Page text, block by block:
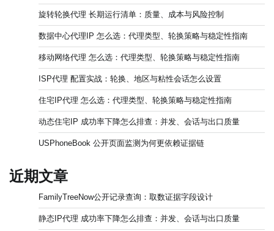
旋转轮换代理 长期运行清单：质量、成本与风险控制
数据中心代理IP 怎么选：代理类型、轮换策略与稳定性指南
移动网络代理 怎么选：代理类型、轮换策略与稳定性指南
ISP代理 配置实战：轮换、地区与粘性会话怎么设置
住宅IP代理 怎么选：代理类型、轮换策略与稳定性指南
动态住宅IP 成功率下降怎么排查：并发、会话与出口质量
USPhoneBook 公开页面监测为何更依赖证据链
近期文章
FamilyTreeNow公开记录查询：取数证据字段设计
静态IP代理 成功率下降怎么排查：并发、会话与出口质量